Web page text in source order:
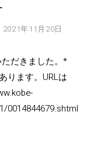
2021年11月20日
だきました。*
ります。URLは
0014844679.shtml